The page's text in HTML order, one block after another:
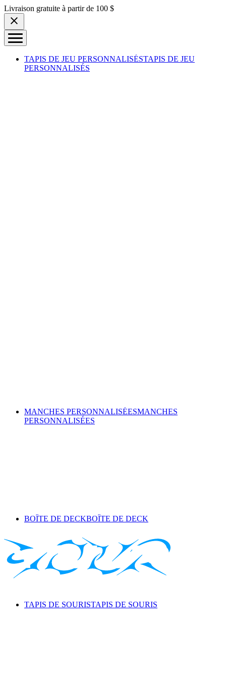
Skip to content
Livraison gratuite à partir de 100 $
TAPIS DE JEU PERSONNALISÉSTAPIS DE JEU
PERSONNALISÉS
MANCHES PERSONNALISÉESMANCHES
PERSONNALISÉES
BOÎTE DE DECKBOÎTE DE DECK
TAPIS DE SOURISTAPIS DE SOURIS